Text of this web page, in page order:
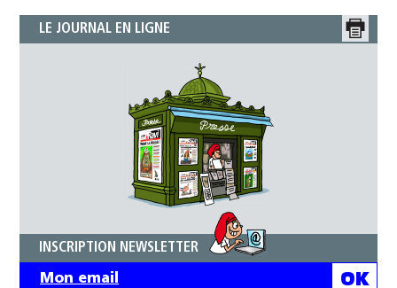
LE JOURNAL EN LIGNE
INSCRIPTION NEWSLETTER